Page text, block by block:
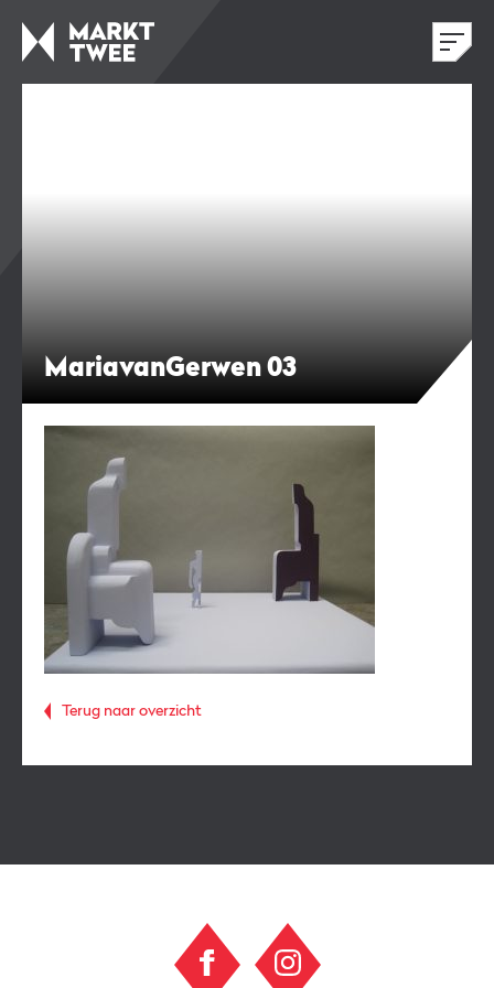
MariavanGerwen 03
Terug naar overzicht